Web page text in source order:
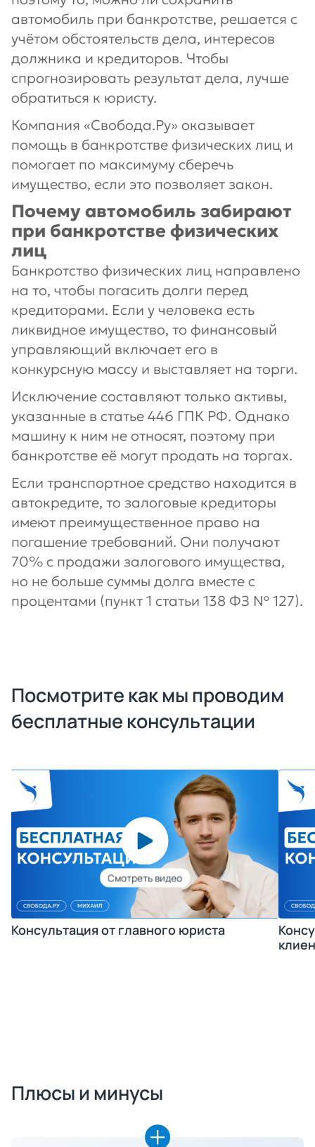
автомобиль при банкротстве, решается с
учётом обстоятельств дела, интересов
должника и кредиторов. Чтобы
спрогнозировать результат дела, лучше
обратиться к юристу.
Компания «Свобода.Ру» оказывает
помощь в банкротстве физических лиц и
помогает по максимуму сберечь
имущество, если это позволяет закон.
Почему автомобиль забирают
при банкротстве физических
лиц
Банкротство физических лиц направлено
на то, чтобы погасить долги перед
кредиторами. Если у человека есть
ликвидное имущество, то финансовый
управляющий включает его в
конкурсную массу и выставляет на торги.
Исключение составляют только активы,
указанные в статье 446 ГПК РФ. Однако
машину к ним не относят, поэтому при
банкротстве её могут продать на торгах.
Если транспортное средство находится в
автокредите, то залоговые кредиторы
имеют преимущественное право на
погашение требований. Они получают
70% с продажи залогового имущества,
но не больше суммы долга вместе с
процентами (пункт 1 статьи 138 ФЗ № 127).
Посмотрите как мы проводим
бесплатные консультации
Консультация от главного юриста
Плюсы и минусы